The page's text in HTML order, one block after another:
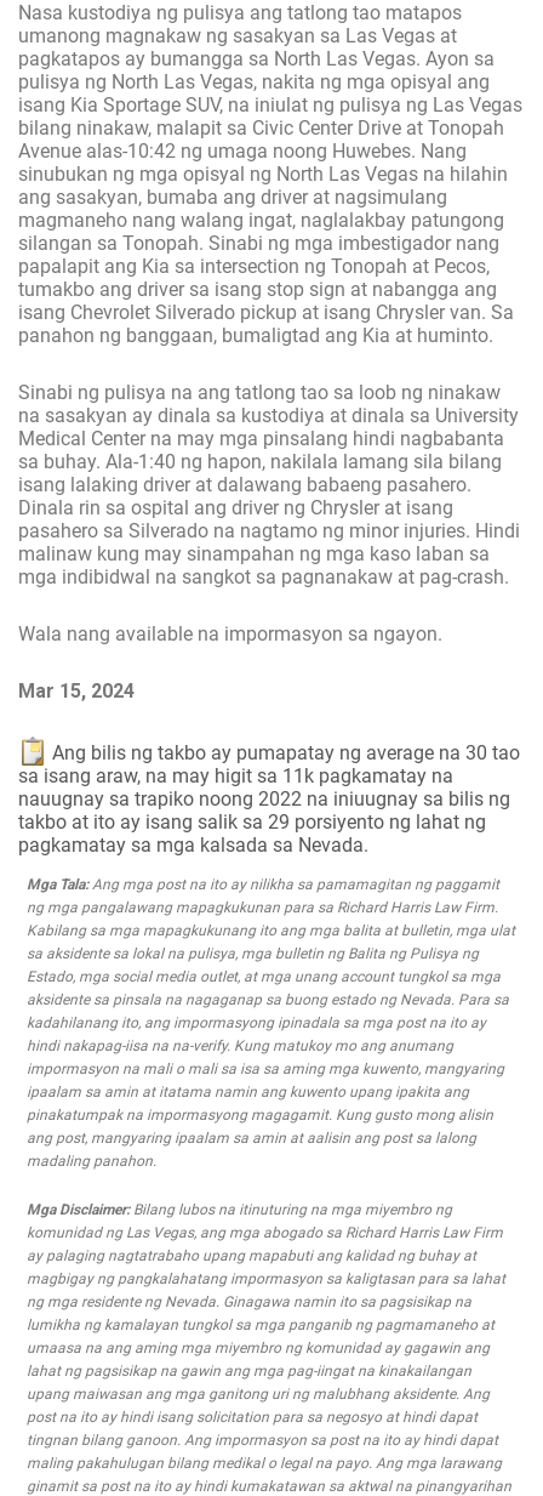
Nasa kustodiya ng pulisya ang tatlong tao matapos
umanong magnakaw ng sasakyan sa Las Vegas at
pagkatapos ay bumangga sa North Las Vegas. Ayon sa
pulisya ng North Las Vegas, nakita ng mga opisyal ang
isang Kia Sportage SUV, na iniulat ng pulisya ng Las Vegas
bilang ninakaw, malapit sa Civic Center Drive at Tonopah
Avenue alas-10:42 ng umaga noong Huwebes. Nang
sinubukan ng mga opisyal ng North Las Vegas na hilahin
ang sasakyan, bumaba ang driver at nagsimulang
magmaneho nang walang ingat, naglalakbay patungong
silangan sa Tonopah. Sinabi ng mga imbestigador nang
papalapit ang Kia sa intersection ng Tonopah at Pecos,
tumakbo ang driver sa isang stop sign at nabangga ang
isang Chevrolet Silverado pickup at isang Chrysler van. Sa
panahon ng banggaan, bumaligtad ang Kia at huminto.
Sinabi ng pulisya na ang tatlong tao sa loob ng ninakaw
na sasakyan ay dinala sa kustodiya at dinala sa University
Medical Center na may mga pinsalang hindi nagbabanta
sa buhay. Ala-1:40 ng hapon, nakilala lamang sila bilang
isang lalaking driver at dalawang babaeng pasahero.
Dinala rin sa ospital ang driver ng Chrysler at isang
pasahero sa Silverado na nagtamo ng minor injuries. Hindi
malinaw kung may sinampahan ng mga kaso laban sa
mga indibidwal na sangkot sa pagnanakaw at pag-crash.
Wala nang available na impormasyon sa ngayon.
Mar 15, 2024
Ang bilis ng takbo ay pumapatay ng average na 30 tao
sa isang araw, na may higit sa 11k pagkamatay na
nauugnay sa trapiko noong 2022 na iniuugnay sa bilis ng
takbo at ito ay isang salik sa 29 porsiyento ng lahat ng
pagkamatay sa mga kalsada sa Nevada.
Mga Tala:Ang mga post na ito ay nilikha sa pamamagitan ng paggamit
ng mga pangalawang mapagkukunan para sa Richard Harris Law Firm.
Kabilang sa mga mapagkukunang ito ang mga balita at bulletin, mga ulat
sa aksidente sa lokal na pulisya, mga bulletin ng Balita ng Pulisya ng
Estado, mga social media outlet, at mga unang account tungkol sa mga
aksidente sa pinsala na nagaganap sa buong estado ng Nevada. Para sa
kadahilanang ito, ang impormasyong ipinadala sa mga post na ito ay
hindi nakapag-iisa na na-verify. Kung matukoy mo ang anumang
impormasyon na mali o mali sa isa sa aming mga kuwento, mangyaring
ipaalam sa amin at itatama namin ang kuwento upang ipakita ang
pinakatumpak na impormasyong magagamit. Kung gusto mong alisin
ang post, mangyaring ipaalam sa amin at aalisin ang post sa lalong
madaling panahon.
Mga Disclaimer:Bilang lubos na itinuturing na mga miyembro ng
komunidad ng Las Vegas, ang mga abogado sa Richard Harris Law Firm
ay palaging nagtatrabaho upang mapabuti ang kalidad ng buhay at
magbigay ng pangkalahatang impormasyon sa kaligtasan para sa lahat
ng mga residente ng Nevada. Ginagawa namin ito sa pagsisikap na
lumikha ng kamalayan tungkol sa mga panganib ng pagmamaneho at
umaasa na ang aming mga miyembro ng komunidad ay gagawin ang
lahat ng pagsisikap na gawin ang mga pag-iingat na kinakailangan
upang maiwasan ang mga ganitong uri ng malubhang aksidente. Ang
post na ito ay hindi isang solicitation para sa negosyo at hindi dapat
tingnan bilang ganoon. Ang impormasyon sa post na ito ay hindi dapat
maling pakahulugan bilang medikal o legal na payo. Ang mga larawang
ginamit sa post na ito ay hindi kumakatawan sa aktwal na pinangyarihan